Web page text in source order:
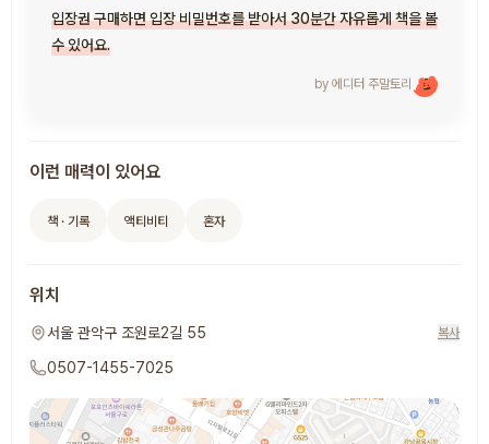
입장권 구매하면 입장 비밀번호를 받아서 30분간 자유롭게 책을 볼
수 있어요.
by 에디터 주말토리
이런 매력이 있어요
책 · 기록 액티비티 혼자
위치
서울 관악구 조원로2길 55 복사
0507-1455-7025